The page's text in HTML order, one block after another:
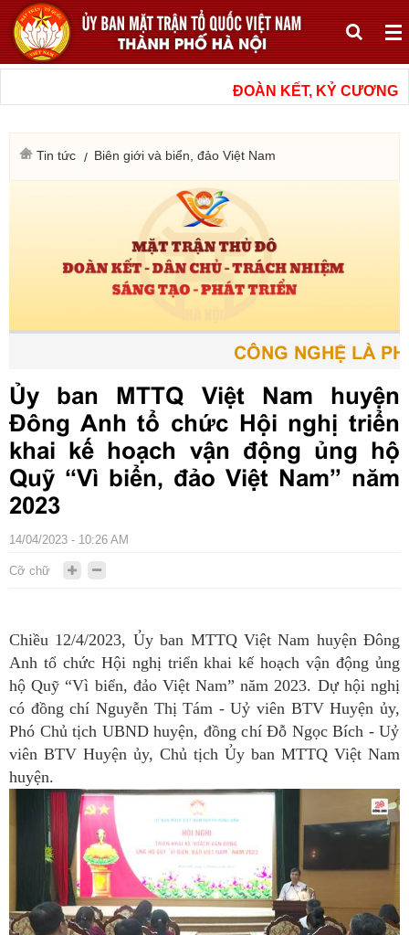
ĐOÀN KẾT, KỶ CƯƠNG,
Tin tức Biên giới và biển, đảo Việt Nam
CÔNG NGHỆ LÀ
Ủy ban MTTQ Việt Nam huyện
Đông Anh tổ chức Hội nghị triển
khai kế hoạch vận động ủng hộ
Quỹ “Vì biển, đảo Việt Nam” năm
2023
14/04/2023 - 10:26 AM
Cỡ chữ
Chiều 12/4/2023, Ủy ban MTTQ Việt Nam huyện Đông
Anh tổ chức Hội nghị triển khai kế hoạch vận động ủng
hộ Quỹ “Vì biển, đảo Việt Nam” năm 2023. Dự hội nghị
có đồng chí Nguyễn Thị Tám - Uỷ viên BTV Huyện ủy,
Phó Chủ tịch UBND huyện, đồng chí Đỗ Ngọc Bích - Uỷ
viên BTV Huyện ủy, Chủ tịch Ủy ban MTTQ Việt Nam
huyện.